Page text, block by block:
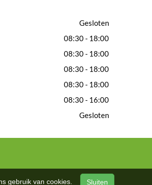
Gesloten
08:30 - 18:00
08:30 - 18:00
08:30 - 18:00
08:30 - 18:00
08:30 - 16:00
Gesloten
gebruik van cookies. Sluiten